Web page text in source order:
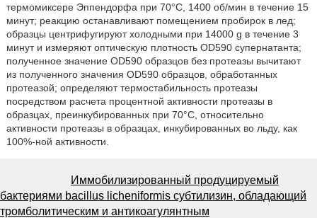
термомиксере Эппендорфа при 70°С, 1400 об/мин в течение 15
минут; реакцию останавливают помещением пробирок в лед;
образцы центрифугируют холодными при 14000 g в течение 3
минут и измеряют оптическую плотность OD590 супернатанта;
полученное значение OD590 образцов без протеазы вычитают
из полученного значения OD590 образцов, обработанных
протеазой; определяют термостабильность протеазы
посредством расчета процентной активности протеазы в
образцах, преинкубированных при 70°С, относительно
активности протеазы в образцах, инкубированных во льду, как
100%-ной активности.
Иммобилизированный продуцируемый
бактериями bacillus licheniformis субтилизин, обладающий
тромболитическим и антикоагулянтным